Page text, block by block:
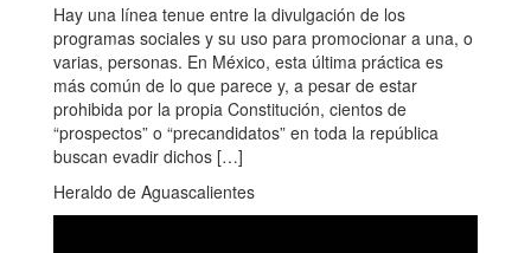
Hay una línea tenue entre la divulgación de los
programas sociales y su uso para promocionar a una, o
varias, personas. En México, esta última práctica es
más común de lo que parece y, a pesar de estar
prohibida por la propia Constitución, cientos de
“prospectos” o “precandidatos” en toda la república
buscan evadir dichos […]
Heraldo de Aguascalientes